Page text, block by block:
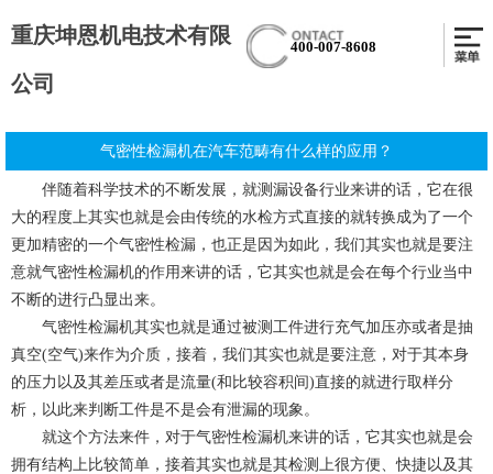
重庆坤恩机电技术有限
公司
400-007-8608
气密性检漏机在汽车范畴有什么样的应用？
伴随着科学技术的不断发展，就测漏设备行业来讲的话，它在很
大的程度上其实也就是会由传统的水检方式直接的就转换成为了一个
更加精密的一个气密性检漏，也正是因为如此，我们其实也就是要注
意就气密性检漏机的作用来讲的话，它其实也就是会在每个行业当中
不断的进行凸显出来。
气密性检漏机其实也就是通过被测工件进行充气加压亦或者是抽
真空(空气)来作为介质，接着，我们其实也就是要注意，对于其本身
的压力以及其差压或者是流量(和比较容积间)直接的就进行取样分
析，以此来判断工件是不是会有泄漏的现象。
就这个方法来件，对于气密性检漏机来讲的话，它其实也就是会
拥有结构上比较简单，接着其实也就是其检测上很方便、快捷以及其